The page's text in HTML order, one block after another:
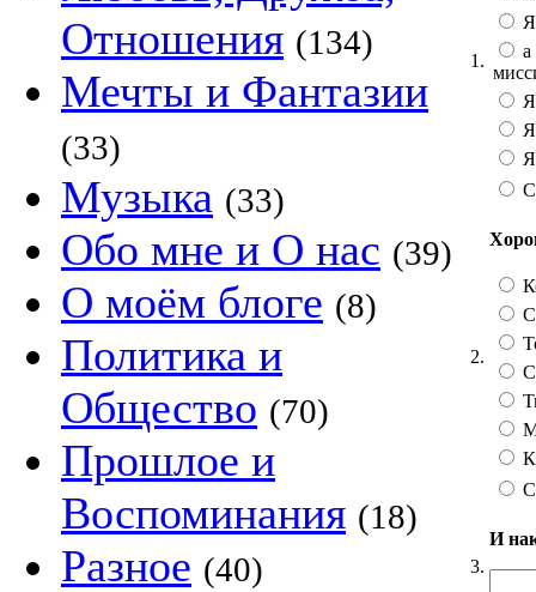
Отношения (134)
Мечты и Фантазии
(33)
Музыка (33)
Обо мне и О нас (39)
О моём блоге (8)
Политика и
Общество (70)
Прошлое и
Воспоминания (18)
Разное (40)
1.
а
2.
3.
И